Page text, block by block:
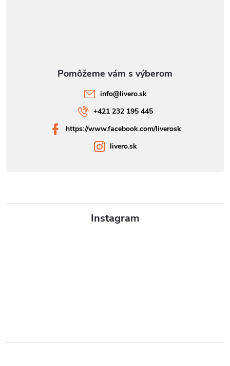
Instagram
info@livero.sk
+421 232 195 445
https://www.facebook.com/liverosk
livero.sk